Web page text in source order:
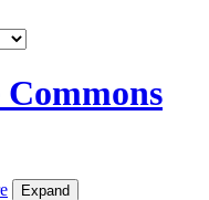
Expand